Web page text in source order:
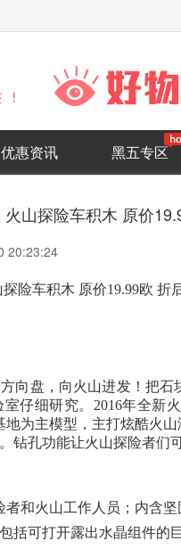
优惠资讯 黑五专区
山探险车积木 原价
20:23:24
险车积木 原价19.99欧 折
向盘，向火山进发！把
仔细研究。2016年全新
为主模型，主打炫酷火
钻孔功能让火山探险者们
者和火山工作人员；内含
括可打开露出水晶组件